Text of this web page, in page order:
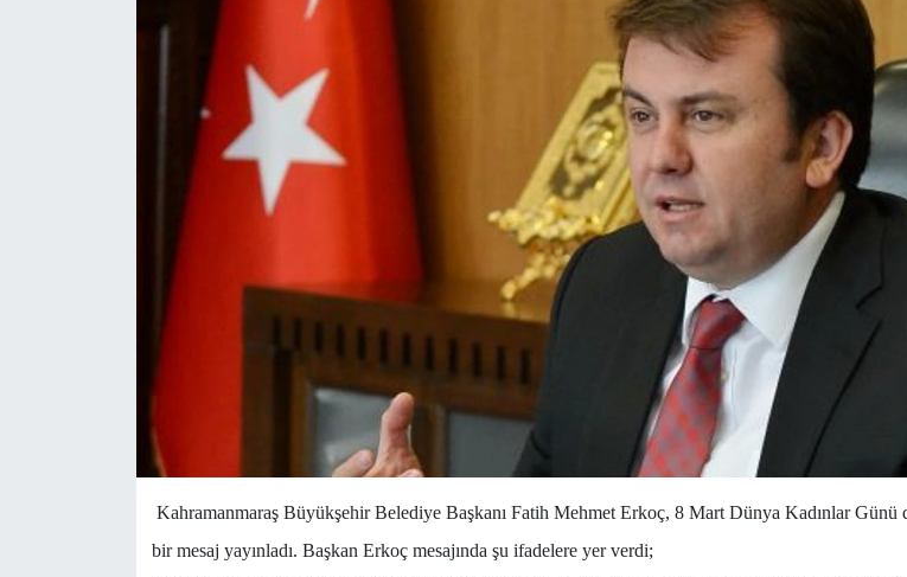
Kahramanmaraş Büyükşehir Belediye Başkanı Fatih Mehmet Erkoç, 8 Mart Dünya Kadınlar Günü
bir mesaj yayınladı. Başkan Erkoç mesajında şu ifadelere yer verdi;
Haber Arşivi